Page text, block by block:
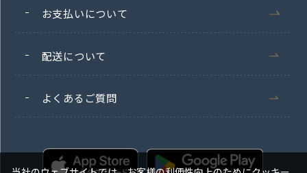
お支払いについて
配送について
よくあるご質問